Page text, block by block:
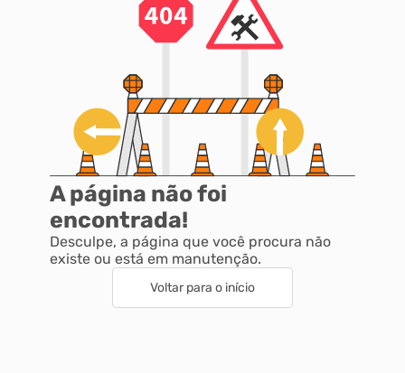
A página não foi
encontrada!
Desculpe, a página que você procura não
existe ou está em manutenção.
Voltar para o início